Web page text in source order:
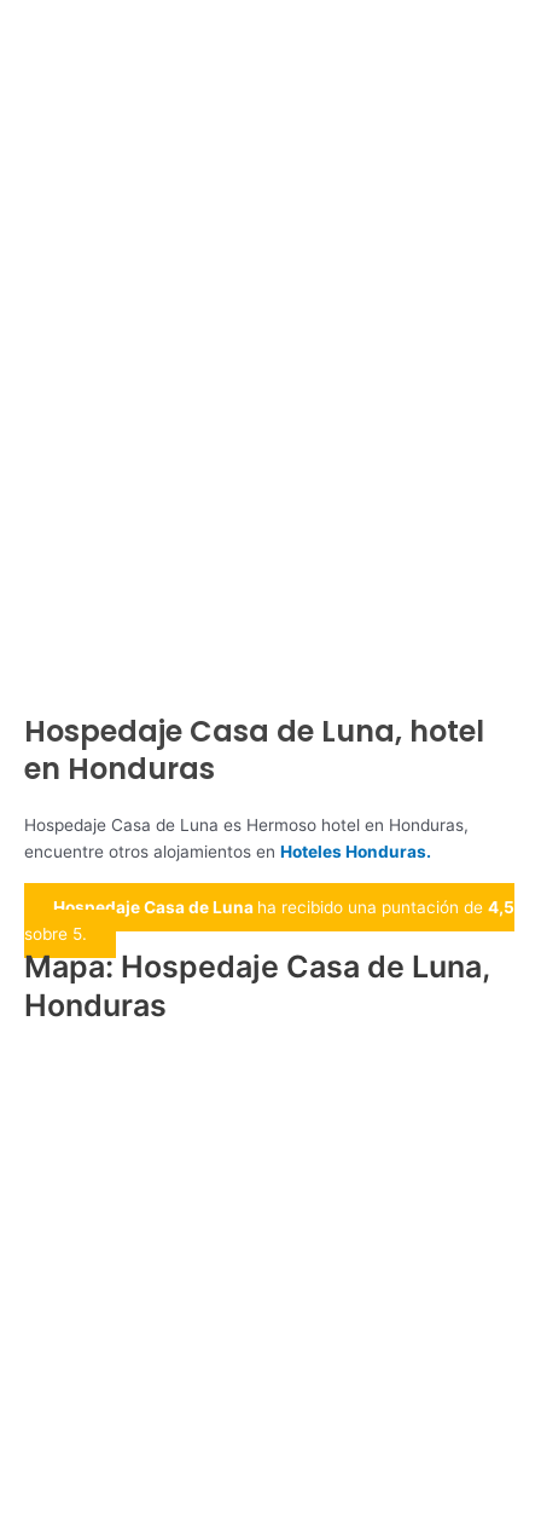
Hospedaje Casa de Luna, hotel
en Honduras
Hospedaje Casa de Luna es Hermoso hotel en Honduras,
encuentre otros alojamientos en Hoteles Honduras.
Hospedaje Casa de Luna ha recibido una puntación de 4,5
sobre 5.
Mapa: Hospedaje Casa de Luna,
Honduras